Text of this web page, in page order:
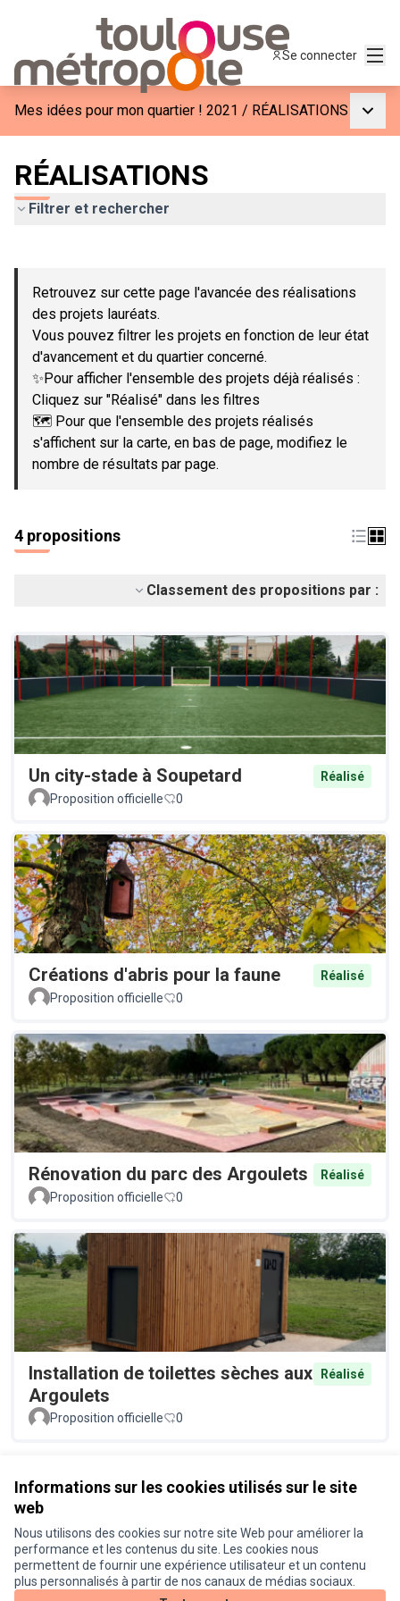
Informations sur les cookies utilisés sur le site
web
Nous utilisons des cookies sur notre site Web pour améliorer la
performance et les contenus du site. Les cookies nous
permettent de fournir une expérience utilisateur et un contenu
plus personnalisés à partir de nos canaux de médias sociaux.
Se connecter
Mes idées pour mon quartier ! 2021 / RÉALISATIONS
RÉALISATIONS
Filtrer et rechercher
−
Retrouvez sur cette page l'avancée des réalisations
des projets lauréats.
Vous pouvez filtrer les projets en fonction de leur état
d'avancement et du quartier concerné.
✨Pour afficher l'ensemble des projets déjà réalisés :
Cliquez sur "Réalisé" dans les filtres
🗺️ Pour que l'ensemble des projets réalisés
s'affichent sur la carte, en bas de page, modifiez le
nombre de résultats par page.
4 propositions
Classement des propositions par :
Un city-stade à Soupetard
Réalisé
Proposition officielle
0
Créations d'abris pour la faune
Réalisé
Proposition officielle
0
Rénovation du parc des Argoulets
Réalisé
Proposition officielle
0
Installation de toilettes sèches aux
Argoulets
Réalisé
Proposition officielle 0
Conditions d'utilisation
Paramètres des cookies
Je participe ! sur X
(Lien externe)
Je participe ! sur Facebook
Je participe ! sur Instagram